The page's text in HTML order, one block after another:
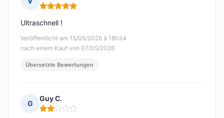
Hinweis: 5 von 5
Veröffentlicht am 15/05/2026 à 18h34
nach einem Kauf von 07/05/2026
Ultraschnell !
Übersetzte Bewertungen
G
Guy C.
Hinweis: 2 von 5